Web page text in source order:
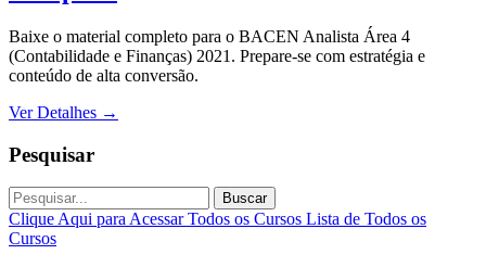
Baixe o material completo para o BACEN Analista Área 4
(Contabilidade e Finanças) 2021. Prepare-se com estratégia e
conteúdo de alta conversão.
Ver Detalhes →
Pesquisar
Buscar
Clique Aqui para Acessar Todos os Cursos Lista de Todos os
Cursos